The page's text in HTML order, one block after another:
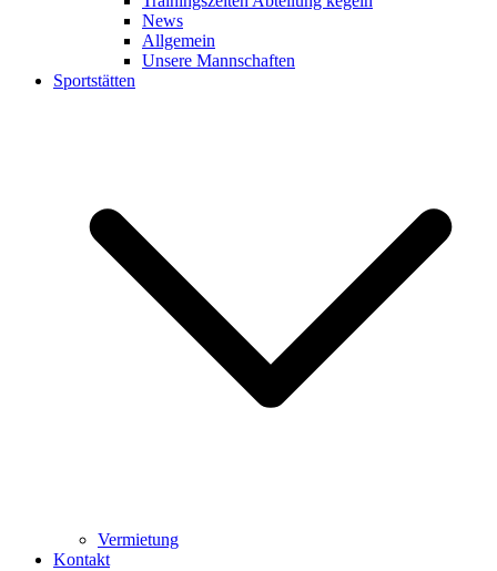
News
Allgemein
Unsere Mannschaften
Sportstätten
Vermietung
Kontakt